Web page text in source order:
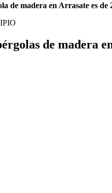
de madera en Arrasate es de
de madera